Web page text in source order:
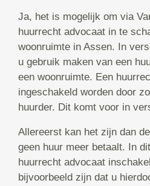
Ja, het is mogelijk om via
huurrecht advocaat in te
woonruimte in Assen. In
u gebruik maken van een
een woonruimte. Een
ingeschakeld worden door
huurder. Dit komt voor in
Allereerst kan het zijn dan
geen huur meer betaalt. In
huurrecht advocaat
bijvoorbeeld zijn dat u